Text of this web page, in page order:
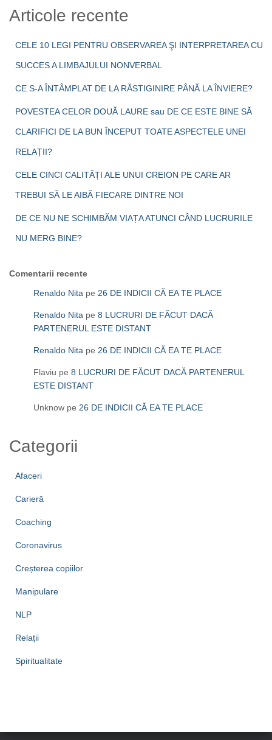
Articole recente
CELE 10 LEGI PENTRU OBSERVAREA ŞI INTERPRETAREA CU
SUCCES A LIMBAJULUI NONVERBAL
CE S-A ÎNTÂMPLAT DE LA RĂSTIGINIRE PÂNĂ LA ÎNVIERE?
POVESTEA CELOR DOUĂ LAURE sau DE CE ESTE BINE SĂ
CLARIFICI DE LA BUN ÎNCEPUT TOATE ASPECTELE UNEI
RELAȚII?
CELE CINCI CALITĂȚI ALE UNUI CREION PE CARE AR
TREBUI SĂ LE AIBĂ FIECARE DINTRE NOI
DE CE NU NE SCHIMBĂM VIAȚA ATUNCI CÂND LUCRURILE
NU MERG BINE?
Comentarii recente
Renaldo Nita pe 26 DE INDICII CĂ EA TE PLACE
Renaldo Nita pe 8 LUCRURI DE FĂCUT DACĂ
PARTENERUL ESTE DISTANT
Renaldo Nita pe 26 DE INDICII CĂ EA TE PLACE
Flaviu pe 8 LUCRURI DE FĂCUT DACĂ PARTENERUL
ESTE DISTANT
Unknow pe 26 DE INDICII CĂ EA TE PLACE
Categorii
Afaceri
Carieră
Coaching
Coronavirus
Creșterea copiilor
Manipulare
NLP
Relații
Spiritualitate